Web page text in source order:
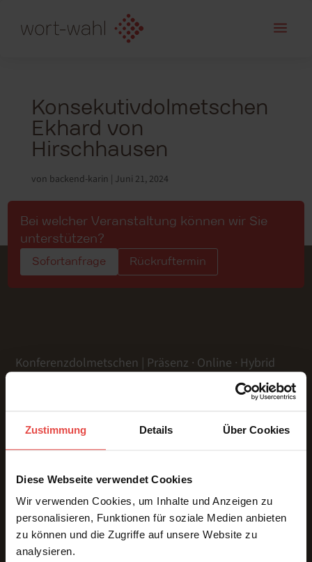
Zustimmung Details Über Cookies
Diese Webseite verwendet Cookies
Wir verwenden Cookies, um Inhalte und Anzeigen zu
personalisieren, Funktionen für soziale Medien anbieten
zu können und die Zugriffe auf unsere Website zu
analysieren.
a
Konsekutivdolmetschen
Ekhard von
Hirschhausen
von backend-karin Juni 21, 2024
Bei welcher Veranstaltung können wir Sie
unterstützen?
Sofortanfrage Rückruftermin
Konferenzdolmetschen | Präsenz · Online · Hybrid
LEISTUNGEN
Online
Hybrid
Gebärdensprache
Dolmetschtechnik
Übersetzungen